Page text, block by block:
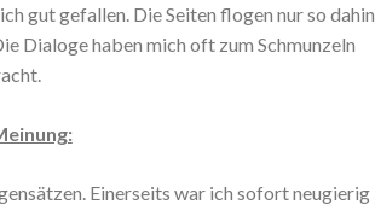
gut gefallen. Die Seiten flogen nur so dahin
Dialoge haben mich oft zum Schmunzeln
Einerseits war ich sofort neugierig